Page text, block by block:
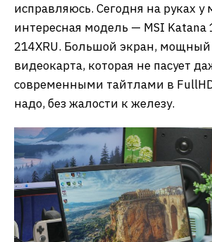
исправляюсь. Сегодня на руках у
интересная модель — MSI Katana
214XRU. Большой экран, мощный
видеокарта, которая не пасует
современными тайтлами в
надо, без жалости к железу.